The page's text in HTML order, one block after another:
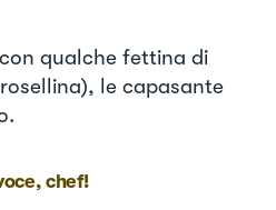
qualche fettina di
le capasante
chef!